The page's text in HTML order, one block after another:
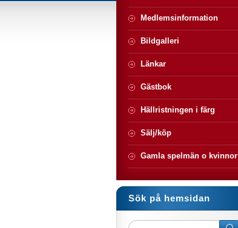
Medlemsinformation
Bildgalleri
Länkar
Gästbok
Hällristningen i färg
Sälj/köp
Gamla spelmän o kvinnor
Sök på hemsidan